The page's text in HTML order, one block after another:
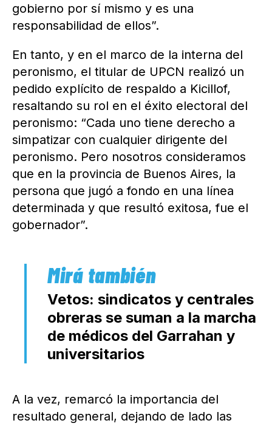
gobierno por sí mismo y es una
responsabilidad de ellos”.
En tanto, y en el marco de la interna del
peronismo, el titular de UPCN realizó un
pedido explícito de respaldo a Kicillof,
resaltando su rol en el éxito electoral del
peronismo: “Cada uno tiene derecho a
simpatizar con cualquier dirigente del
peronismo. Pero nosotros consideramos
que en la provincia de Buenos Aires, la
persona que jugó a fondo en una línea
determinada y que resultó exitosa, fue el
gobernador”.
Vetos: sindicatos y centrales
obreras se suman a la marcha
de médicos del Garrahan y
universitarios
A la vez, remarcó la importancia del
resultado general, dejando de lado las